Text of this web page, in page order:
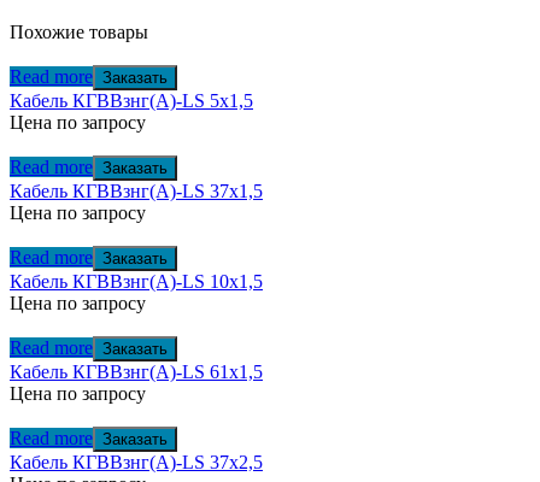
Похожие товары
Read more Заказать
Кабель КГВВзнг(А)-LS 5х1,5
Цена по запросу
Read more Заказать
Кабель КГВВзнг(А)-LS 37х1,5
Цена по запросу
Read more Заказать
Кабель КГВВзнг(А)-LS 10х1,5
Цена по запросу
Read more Заказать
Кабель КГВВзнг(А)-LS 61х1,5
Цена по запросу
Read more Заказать
Кабель КГВВзнг(А)-LS 37х2,5